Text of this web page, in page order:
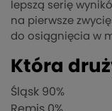
lepszą serię
na pierwsze
do osiągnięcia w
Która
Śląsk 90%